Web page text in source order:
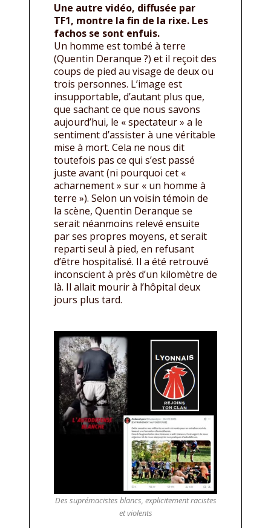
Une autre vidéo, diffusée par
TF1, montre la fin de la rixe. Les
fachos se sont enfuis.
Un homme est tombé à terre
(Quentin Deranque ?) et il reçoit des
coups de pied au visage de deux ou
trois personnes. L’image est
insupportable, d’autant plus que,
que sachant ce que nous savons
aujourd’hui, le « spectateur » a le
sentiment d’assister à une véritable
mise à mort. Cela ne nous dit
toutefois pas ce qui s’est passé
juste avant (ni pourquoi cet «
acharnement » sur « un homme à
terre »). Selon un voisin témoin de
la scène, Quentin Deranque se
serait néanmoins relevé ensuite
par ses propres moyens, et serait
reparti seul à pied, en refusant
d’être hospitalisé. Il a été retrouvé
inconscient à près d’un kilomètre de
là. Il allait mourir à l’hôpital deux
jours plus tard.
Des suprémacistes blancs, explicitement racistes
et violents